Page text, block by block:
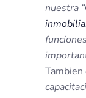
nuestra “
Tambien